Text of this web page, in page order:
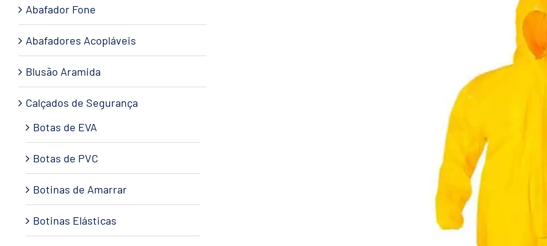
Abafador Fone
Abafadores Acopláveis
Blusão Aramida
Calçados de Segurança
Botas de EVA
Botas de PVC
Botinas de Amarrar
Botinas Elásticas